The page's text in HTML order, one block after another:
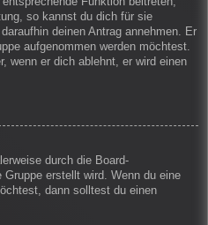
so kannst du dich für sie
deinen Antrag annehmen. Er
aufgenommen werden möchtest.
wenn er dich ablehnt, er wird einen
durch die Board-
erstellt wird. Wenn du eine
dann solltest du einen